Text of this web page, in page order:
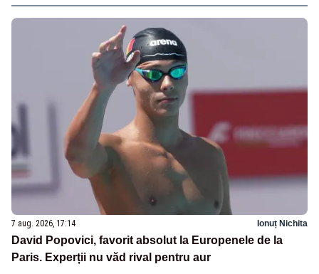
7 aug. 2026, 17:14 Ionuț Nichita
David Popovici, favorit absolut la Europenele de la
Paris. Experții nu văd rival pentru aur